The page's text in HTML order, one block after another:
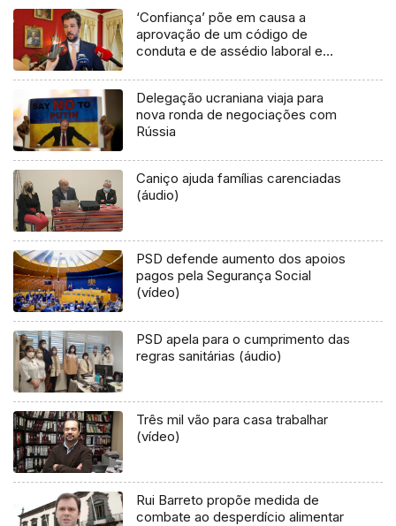
‘Confiança’ põe em causa a
aprovação de um código de
conduta e de assédio laboral e
Delegação ucraniana viaja para
nova ronda de negociações com
Rússia
Caniço ajuda famílias carenciadas
(áudio)
PSD defende aumento dos apoios
pagos pela Segurança Social
(vídeo)
PSD apela para o cumprimento das
regras sanitárias (áudio)
Três mil vão para casa trabalhar
(vídeo)
Rui Barreto propõe medida de
combate ao desperdício alimentar